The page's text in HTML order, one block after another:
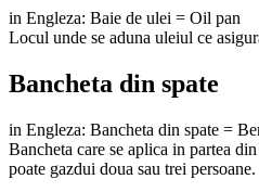
in Engleza: Baie de ulei = Oil pan
Locul unde se aduna uleiul ce
Bancheta din spate
in Engleza: Bancheta din spate =
Bancheta care se aplica in partea
poate gazdui doua sau trei persoane.